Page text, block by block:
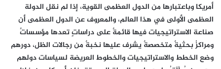
أمريكا وباعتبارها من الدول العظمى القوية، إذا لم نقل الدولة
العظمى الأولى في هذا العالم، والمعروف عن الدول العظمى أن
صناعة الاستراتيجيات فيها قائمةٌ على دراساتٍ تعدها مؤسساتٌ
ومراكزُ بحثيةٌ متخصصةٌ يشرف عليها نخبةٌ من رجالات الظل، دورهم
وضع الخطط والاستراتيجيات والخطوط العريضة لسياسات دولهم